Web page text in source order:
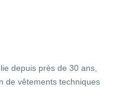
depuis près de 30 ans,
de vêtements techniques